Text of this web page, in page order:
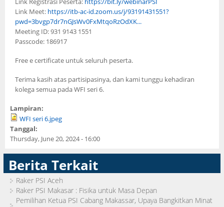
Link Meet: https://itb-ac-id.zoom.us/j/93191431551?
pwd=3bvgp7dr7nGJsWv0FxMtqoRzOdXK...
Meeting ID: 931 9143 1551
Passcode: 186917
Free e certificate untuk seluruh peserta.
Terima kasih atas partisipasinya, dan kami tunggu kehadiran
kolega semua pada WFI seri 6.
Lampiran:
WFI seri 6.jpeg
Tanggal:
Thursday, June 20, 2024 - 16:00
Berita Terkait
Raker PSI Aceh
Raker PSI Makasar : Fisika untuk Masa Depan
Pemilihan Ketua PSI Cabang Makassar, Upaya Bangkitkan Minat